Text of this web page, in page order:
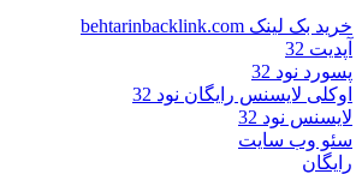
خرید بک لینک behtarinbacklink.com
آپدیت 32
پسورد نود 32
اوکلی لایسنس رایگان نود 32
لایسنس نود 32
سئو وب سایت
رایگان